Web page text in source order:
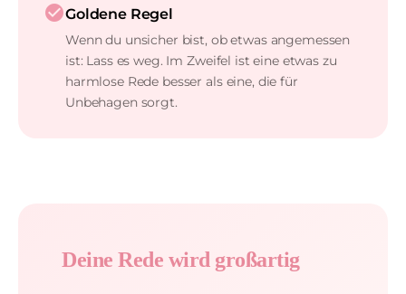
check_circleGoldene Regel
Wenn du unsicher bist, ob etwas angemessen
ist: Lass es weg. Im Zweifel ist eine etwas zu
harmlose Rede besser als eine, die für
Unbehagen sorgt.
Deine Rede wird großartig